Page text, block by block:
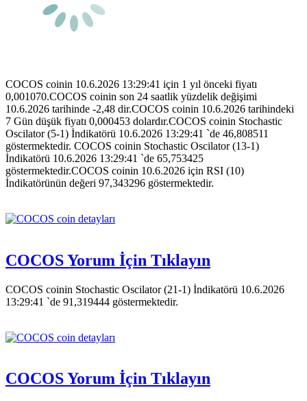
COCOS coinin 10.6.2026 13:29:41 için 1 yıl önceki fiyatı
0,001070.COCOS coinin son 24 saatlik yüzdelik değişimi
10.6.2026 tarihinde -2,48 dir.COCOS coinin 10.6.2026 tarihindeki
7 Gün düşük fiyatı 0,000453 dolardır.COCOS coinin Stochastic
Oscilator (5-1) İndikatörü 10.6.2026 13:29:41 `de 46,808511
göstermektedir. COCOS coinin Stochastic Oscilator (13-1)
İndikatörü 10.6.2026 13:29:41 `de 65,753425
göstermektedir.COCOS coinin 10.6.2026 için RSI (10)
İndikatörünün değeri 97,343296 göstermektedir.
COCOS Yorum İçin Tıklayın
COCOS coinin Stochastic Oscilator (21-1) İndikatörü 10.6.2026
13:29:41 `de 91,319444 göstermektedir.
COCOS Yorum İçin Tıklayın